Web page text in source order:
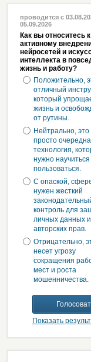
проводится с
05.09.2026
Как вы относитесь к
активному
нейросетей и
интеллекта в
жизнь и работу?
Положительно,
отличный
который
жизнь и
от рутины.
Нейтрально, это
просто
технология,
нужно научиться
пользоваться.
С опаской,
нужен жесткий
контроль для
личных данных и
авторских прав.
Отрицательно,
несет угрозу
сокращения
мест и роста
мошенничества.
Показать